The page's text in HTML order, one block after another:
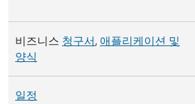
비즈니스 청구서, 애플리케이션 및
양식
일정